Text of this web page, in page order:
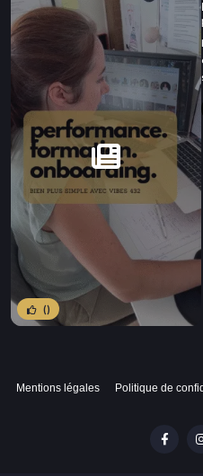
()
Mentions légales Politique de